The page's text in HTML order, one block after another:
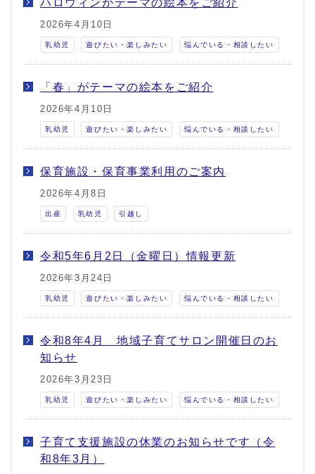
2026年4月10日
乳幼児 遊びたい・楽しみたい 悩んでいる・相談したい
「春」がテーマの絵本をご紹介
2026年4月10日
乳幼児 遊びたい・楽しみたい 悩んでいる・相談したい
保育施設・保育事業利用のご案内
2026年4月8日
出産 乳幼児 引越し
令和5年6月2日（金曜日）情報更新
2026年3月24日
乳幼児 遊びたい・楽しみたい 悩んでいる・相談したい
令和8年4月 地域子育てサロン開催日のお
知らせ
2026年3月23日
乳幼児 遊びたい・楽しみたい 悩んでいる・相談したい
子育て支援施設の休業のお知らせです（令
和8年3月）